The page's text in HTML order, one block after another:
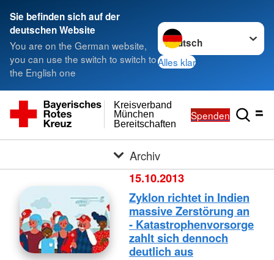
Sie befinden sich auf der
deutschen Website
You are on the German website,
you can use the switch to switch to
the English one
Sprache wechseln zu
Alles klar
Bereitschaften
München
Kreisverband
Spenden
Archiv
15.10.2013
Zyklon richtet in Indien
massive Zerstörung an
- Katastrophenvorsorge
zahlt sich dennoch
deutlich aus